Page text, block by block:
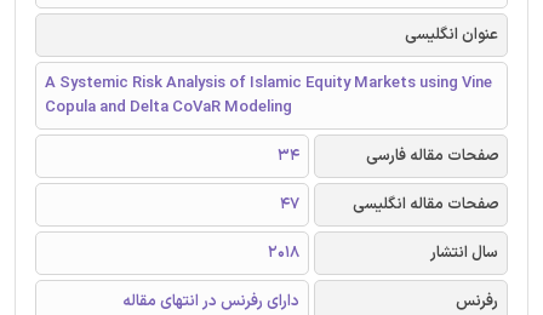
عنوان انگلیسی
A Systemic Risk Analysis of Islamic Equity Markets using Vine
Copula and Delta CoVaR Modeling
صفحات مقاله فارسی
34
صفحات مقاله انگلیسی
47
سال انتشار
2018
رفرنس
دارای رفرنس در انتهای مقاله